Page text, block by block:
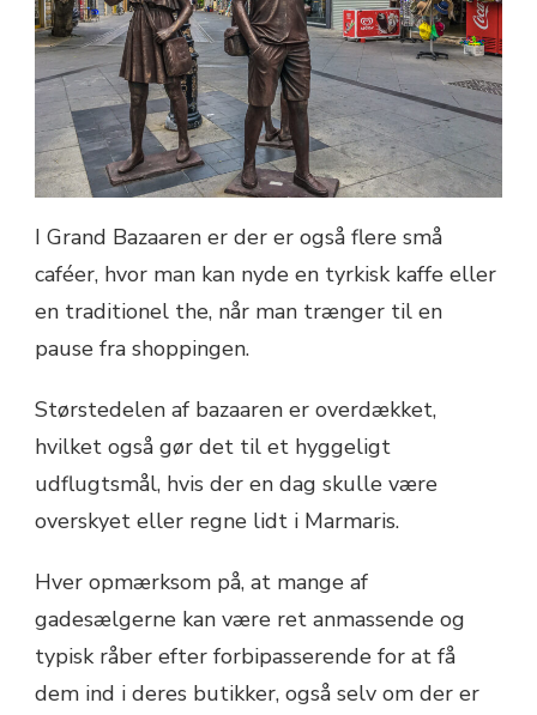
I Grand Bazaaren er der er også flere små
caféer, hvor man kan nyde en tyrkisk kaffe eller
en traditionel the, når man trænger til en
pause fra shoppingen.
Størstedelen af bazaaren er overdækket,
hvilket også gør det til et hyggeligt
udflugtsmål, hvis der en dag skulle være
overskyet eller regne lidt i Marmaris.
Hver opmærksom på, at mange af
gadesælgerne kan være ret anmassende og
typisk råber efter forbipasserende for at få
dem ind i deres butikker, også selv om der er